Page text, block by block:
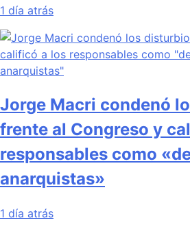
1 día atrás
Jorge Macri condenó
frente al Congreso y
responsables como
anarquistas»
1 día atrás